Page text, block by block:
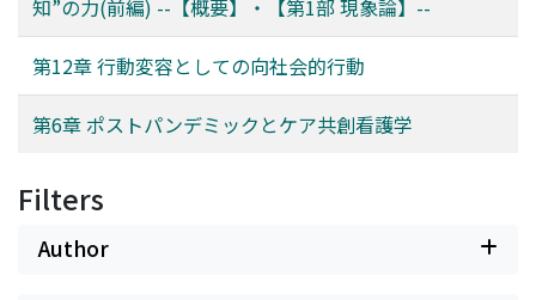
知”の力(前編) --【概要】・【第1部 現象論】--
第12章 行動変容としての向社会的行動
第6章 ポストパンデミックとケア共創看護学
Filters
Author